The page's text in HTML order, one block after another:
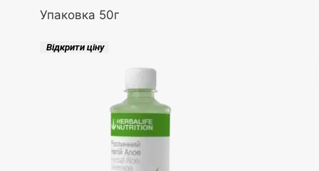
Упаковка 50г
Відкрити ціну